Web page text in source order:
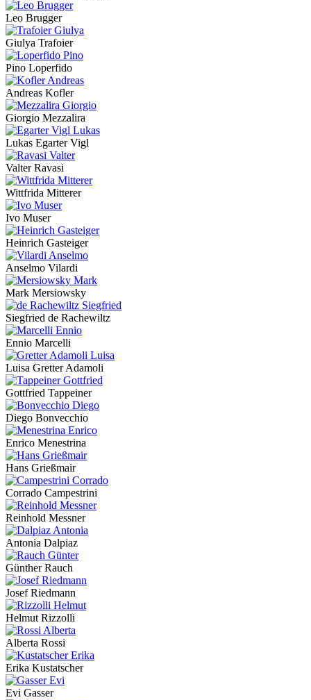
Leo Brugger
Giulya Trafoier
Pino Loperfido
Andreas Kofler
Giorgio Mezzalira
Lukas Egarter Vigl
Valter Ravasi
Wittfrida Mitterer
Ivo Muser
Heinrich Gasteiger
Anselmo Vilardi
Mark Mersiowsky
Siegfried de Rachewiltz
Ennio Marcelli
Luisa Gretter Adamoli
Gottfried Tappeiner
Diego Bonvecchio
Enrico Menestrina
Hans Grießmair
Corrado Campestrini
Reinhold Messner
Antonia Dalpiaz
Günther Rauch
Josef Riedmann
Helmut Rizzolli
Alberta Rossi
Erika Kustatscher
Evi Gasser